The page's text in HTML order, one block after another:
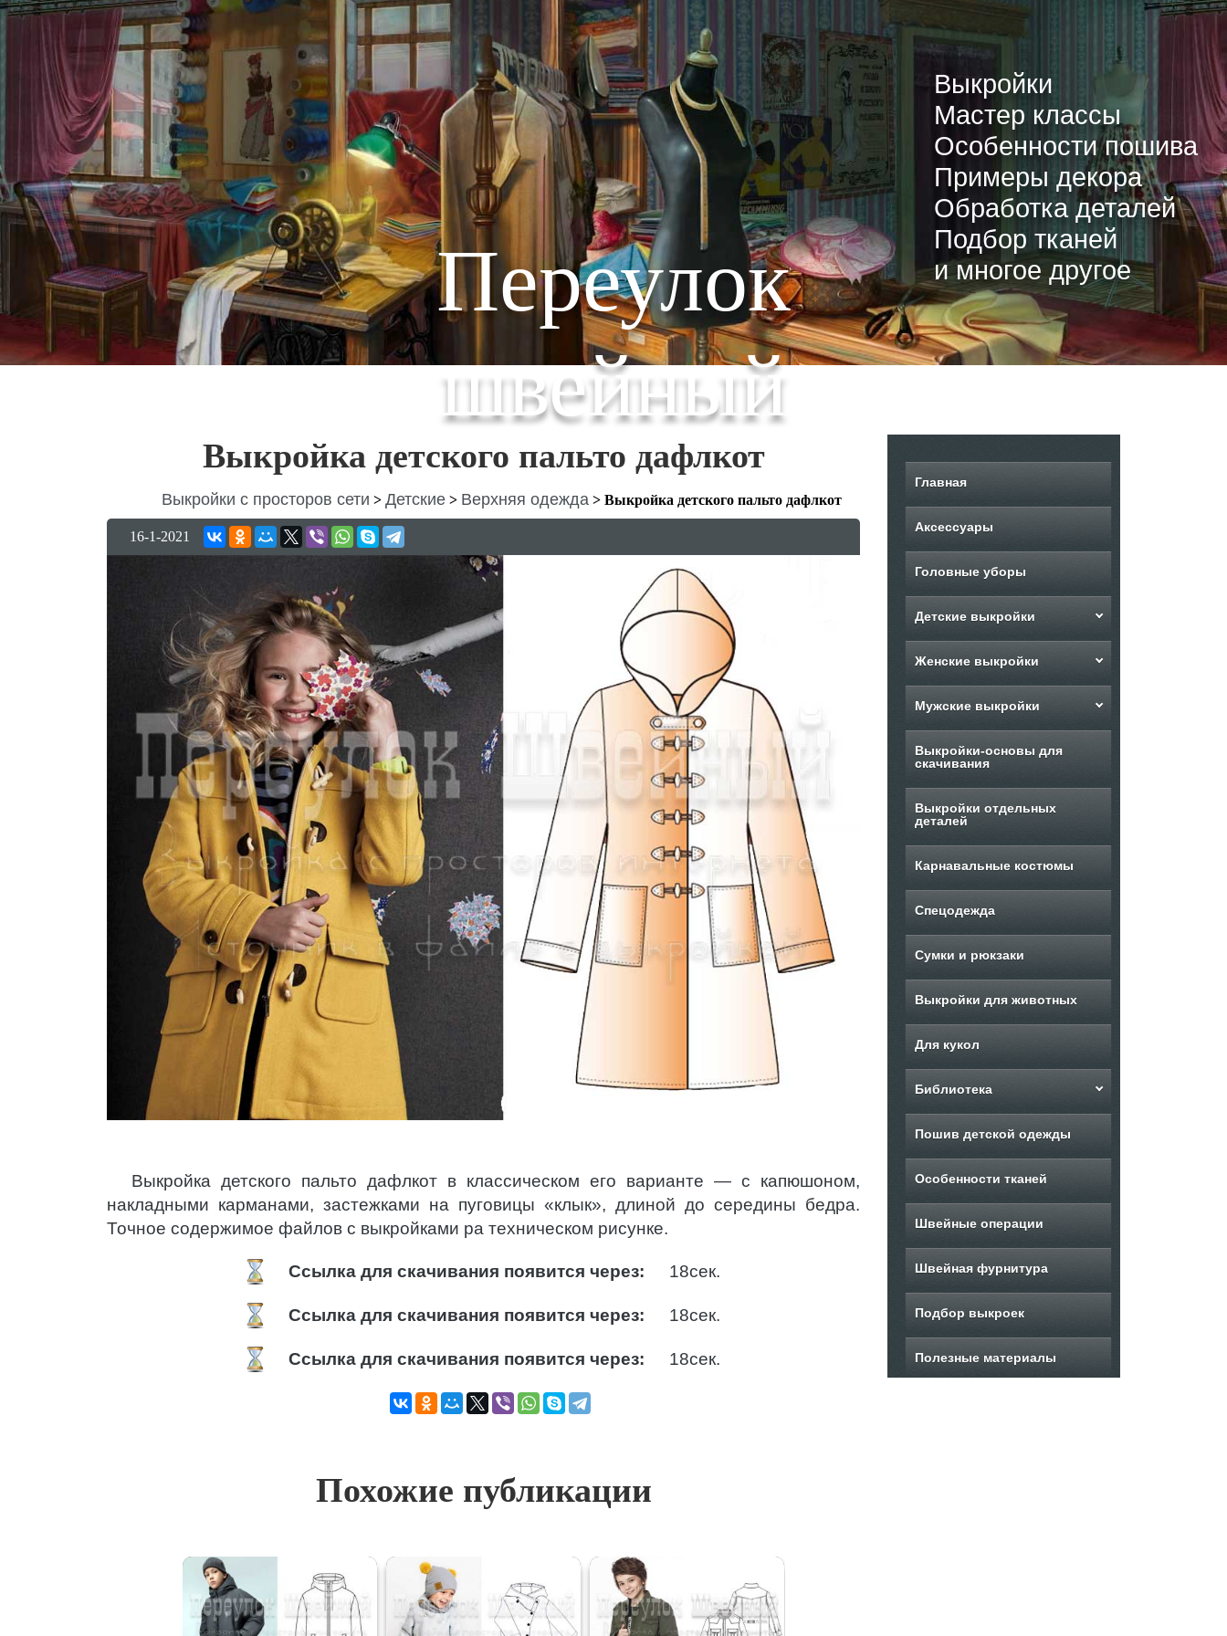
Переулок
швейный
Выкройки
Мастер классы
Особенности пошива
Примеры декора
Обработка деталей
Подбор тканей
и многое другое
Выкройка детского пальто дафлкот
Выкройки с просторов сети > Детские > Верхняя одежда > Выкройка детского пальто дафлкот
16-1-2021
Выкройка детского пальто дафлкот в классическом его варианте — с капюшоном,
накладными карманами, застежками на пуговицы «клык», длиной до середины бедра.
Точное содержимое файлов с выкройками ра техническом рисунке.
Ссылка для скачивания появится через: 17сек.
Ссылка для скачивания появится через: 17сек.
Ссылка для скачивания появится через: 17сек.
Похожие публикации
Главная
Аксессуары
Головные уборы
Детские выкройки
Женские выкройки
Мужские выкройки
Выкройки-основы для
скачивания
Выкройки отдельных
деталей
Карнавальные костюмы
Спецодежда
Сумки и рюкзаки
Выкройки для животных
Для кукол
Библиотека
Пошив детской одежды
Особенности тканей
Швейные операции
Швейная фурнитура
Подбор выкроек
Полезные материалы